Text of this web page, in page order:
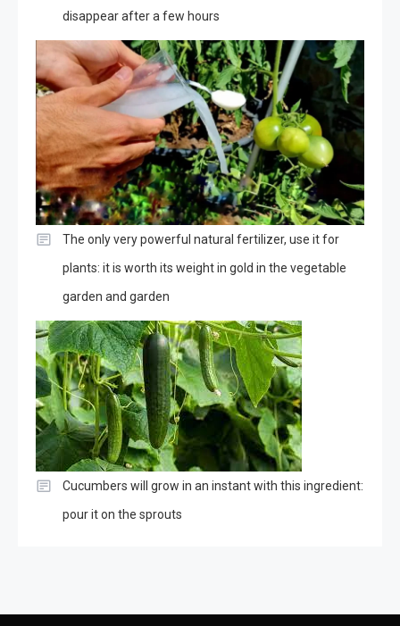
disappear after a few hours
The only very powerful natural fertilizer, use it for
plants: it is worth its weight in gold in the vegetable
garden and garden
Cucumbers will grow in an instant with this ingredient:
pour it on the sprouts